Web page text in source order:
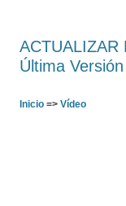
ACTUALIZAR
Última Versión
Inicio => Vídeo